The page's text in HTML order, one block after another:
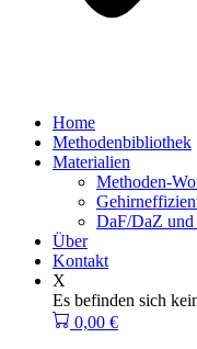
Home
Methodenbibliothek
Materialien
Methoden-
DaF/DaZ
Über
Kontakt
X
Es befinden sich
0,00 €